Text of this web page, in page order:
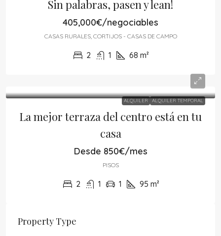
Sin palabras, pasen y lean!
405,000€/negociables
CASAS RURALES, CORTIJOS - CASAS DE CAMPO
2 1 68 m²
ALQUILER ALQUILER TEMPORAL
La mejor terraza del centro está en tu
casa
Desde 850€/mes
PISOS
2 1 1 95 m²
Property Type